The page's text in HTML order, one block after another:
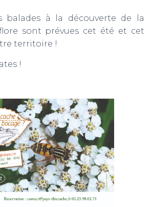
balades à la découverte de la
sont prévues cet été et cet
territoire !
!